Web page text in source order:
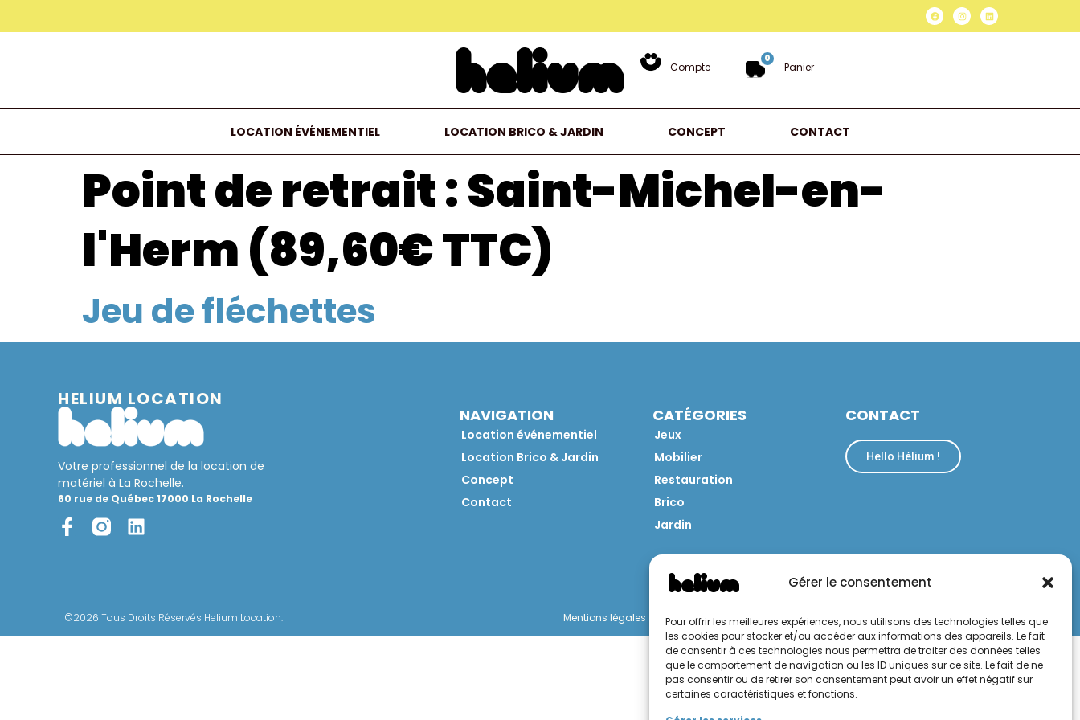
Gérer le consentement
Pour offrir les meilleures expériences, nous utilisons des technologies telles que
les cookies pour stocker et/ou accéder aux informations des appareils. Le fait
de consentir à ces technologies nous permettra de traiter des données telles
que le comportement de navigation ou les ID uniques sur ce site. Le fait de ne
pas consentir ou de retirer son consentement peut avoir un effet négatif sur
certaines caractéristiques et fonctions.
Compte
0
Panier
LOCATION ÉVÉNEMENTIEL LOCATION BRICO & JARDIN CONCEPT CONTACT
Point de retrait :Saint-Michel-en-
l'Herm (89,60€ TTC)
Jeu de fléchettes
HELIUM LOCATION
Votre professionnel de la location de
matériel à La Rochelle.
60 rue de Québec 17000 La Rochelle
NAVIGATION
Location événementiel
Location Brico & Jardin
Concept
Contact
CATÉGORIES
Jeux
Mobilier
Restauration
Brico
Jardin
CONTACT
Hello Hélium !
©2026 Tous Droits Réservés Helium Location. Mentions légales Politique de confidentialité Conditions générales de vente et d'utilisation